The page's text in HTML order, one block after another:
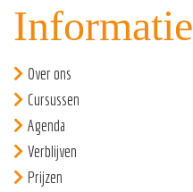
Informatie
Over ons
Cursussen
Agenda
Verblijven
Prijzen